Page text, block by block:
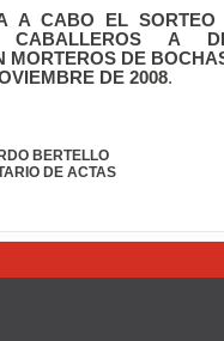
A CABO EL SORTEO
CABALLEROS A
MORTEROS DE
DE 2008.
BERTELLO
DE ACTAS